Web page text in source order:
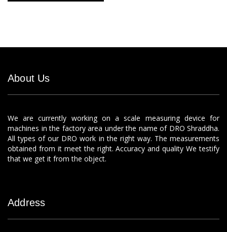
About Us
We are currently working on a scale measuring device for
machines in the factory area under the name of DRO Shraddha.
All types of our DRO work in the right way. The measurements
obtained from it meet the right. Accuracy and quality We testify
that we get it from the object.
Address